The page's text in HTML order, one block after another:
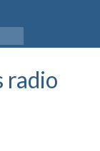
radio